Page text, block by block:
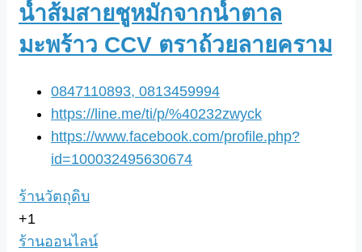
น้ำส้มสายชูหมักจากน้ำตาล
มะพร้าว CCV ตราถ้วยลายคราม
0847110893, 0813459994
https://line.me/ti/p/%40232zwyck
https://www.facebook.com/profile.php?
id=100032495630674
ร้านวัตถุดิบ
+1
ร้านออนไลน์